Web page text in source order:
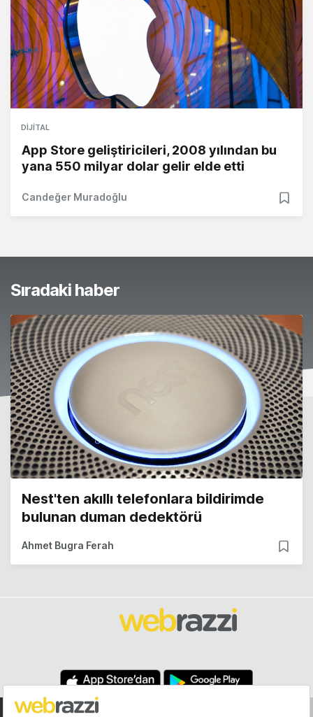
DIJITAL
App Store geliştiricileri, 2008 yılından bu
yana 550 milyar dolar gelir elde etti
Candeğer Muradoğlu
Sıradaki haber
Nest'ten akıllı telefonlara bildirimde
bulunan duman dedektörü
Ahmet Bugra Ferah